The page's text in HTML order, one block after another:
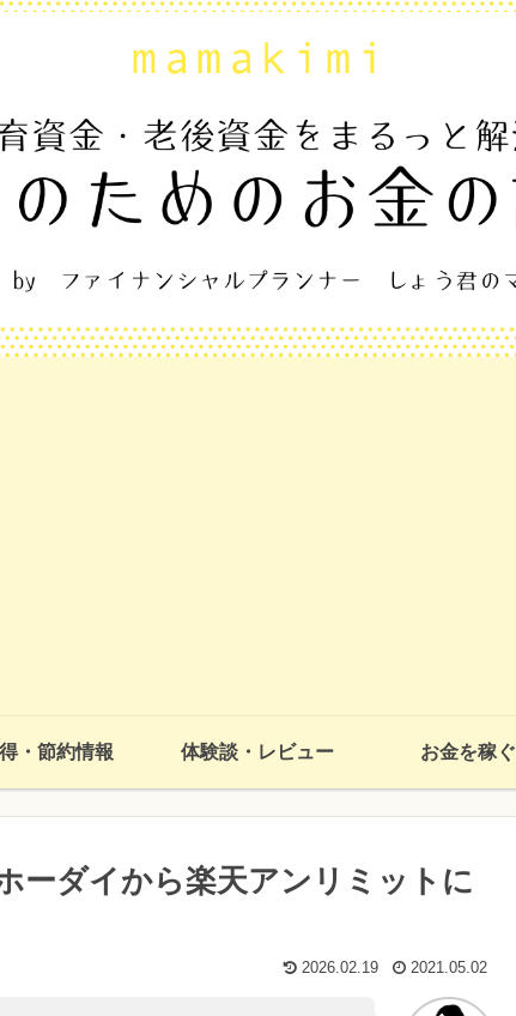
・節約情報 体験談・レビュー お金を稼ぐ
ーダイから楽天アンリミットに
2026.02.19 2021.05.02